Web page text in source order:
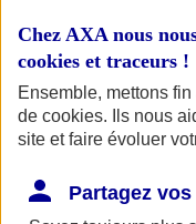
Chez AXA nous
cookies et traceurs !
Ensemble, mettons
de cookies. Ils nous
site et faire évoluer
Partagez